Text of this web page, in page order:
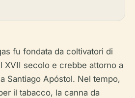
fu fondata da coltivatori di
XVII secolo e crebbe attorno a
Santiago Apóstol. Nel tempo,
il tabacco, la canna da